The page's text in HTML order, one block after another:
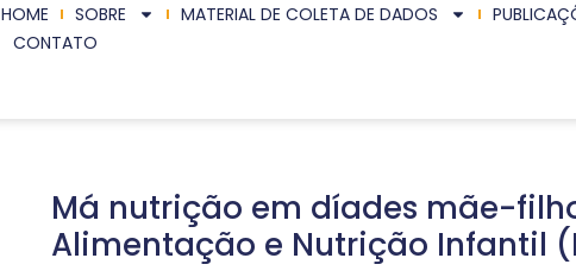
HOME SOBRE MATERIAL DE COLETA DE DADOS
CONTATO
Má nutrição em díades mãe-
Alimentação e Nutrição Infantil